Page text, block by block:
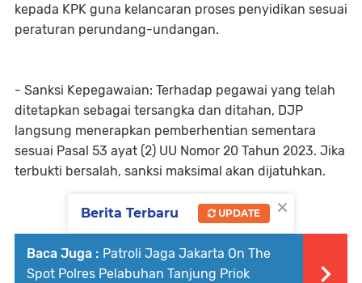
kepada KPK guna kelancaran proses penyidikan sesuai
peraturan perundang-undangan.
- Sanksi Kepegawaian: Terhadap pegawai yang telah
ditetapkan sebagai tersangka dan ditahan, DJP
langsung menerapkan pemberhentian sementara
sesuai Pasal 53 ayat (2) UU Nomor 20 Tahun 2023. Jika
terbukti bersalah, sanksi maksimal akan dijatuhkan.
Baca Juga : Patroli Jaga Jakarta On The
Spot Polres Pelabuhan Tanjung Priok
×
Berita Terbaru UPDATE